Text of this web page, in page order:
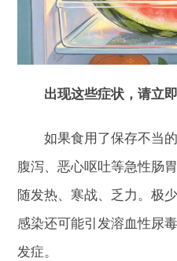
出现这些症状，请立
如果食用了保存不当
腹泻、恶心呕吐等急性肠
随发热、寒战、乏力。极
感染还可能引发溶血性尿
发症。